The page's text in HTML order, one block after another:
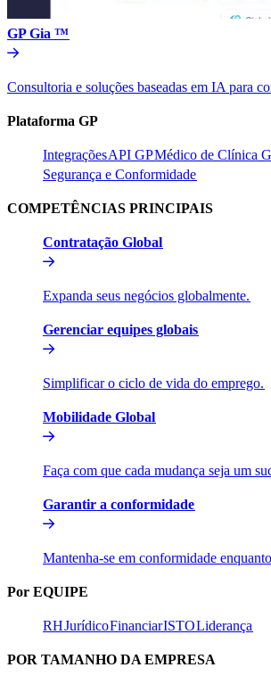
GP Gia ™​​
Consultoria e soluções baseadas em IA para
Plataforma GP​​
Integrações​​API GP​​Médico de Clínica
Segurança e Conformidade​​
COMPETÊNCIAS PRINCIPAIS​​
Contratação Global​​
Expanda seus negócios globalmente.​​
Gerenciar equipes globais​​
Simplificar o ciclo de vida do emprego.​​
Mobilidade Global​​
Faça com que cada mudança seja um
Garantir a conformidade​​
Mantenha-se em conformidade
Por EQUIPE​​
RH​​Jurídico​​Financiar​​ISTO​​Liderança​​
POR TAMANHO DA EMPRESA​​